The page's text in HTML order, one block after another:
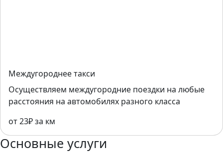
Междугороднее такси
Осуществляем междугородние поездки на любые
расстояния на автомобилях разного класса
от 23₽ за км
Основные услуги